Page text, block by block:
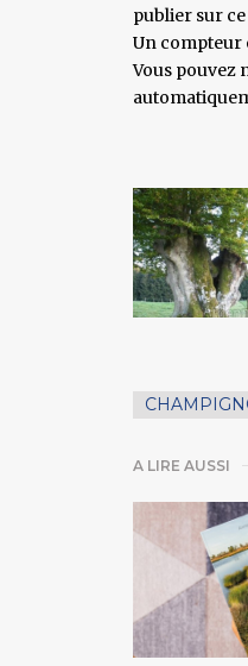
publier sur ce
Un compteur
Vous pouvez
A LIRE AUSSI